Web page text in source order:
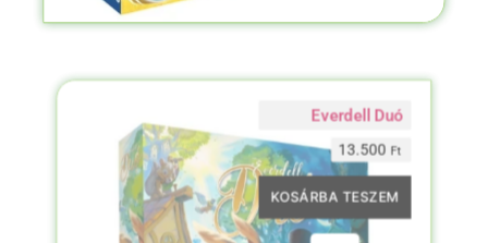
KOSÁRBA TESZEM